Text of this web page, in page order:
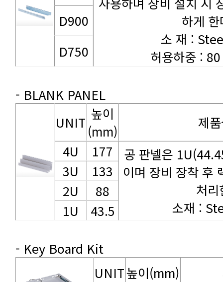
하게
소 재 :
허용하중 :
D900
D750
- BLANK PANEL
UNIT(mm)
제
4U
177
처
소재 :
3U
133
2U
88
1U
43.5
- Key Board Kit
UNIT높이(mm)